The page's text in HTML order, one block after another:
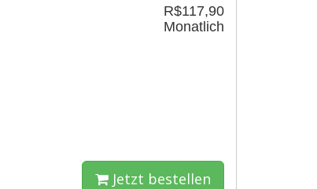
R$117,90
Monatlich
Jetzt bestellen